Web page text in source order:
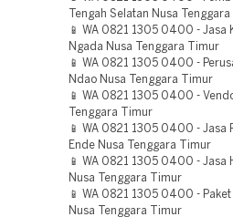
Tengah Selatan Nusa
📱 WA 0821 1305 0400 - Jasa
Ngada Nusa Tenggara Timur
📱 WA 0821 1305 0400 -
Ndao Nusa Tenggara Timur
📱 WA 0821 1305 0400 -
Tenggara Timur
📱 WA 0821 1305 0400 - Jasa
Ende Nusa Tenggara Timur
📱 WA 0821 1305 0400 - Jasa
Nusa Tenggara Timur
📱 WA 0821 1305 0400 -
Nusa Tenggara Timur